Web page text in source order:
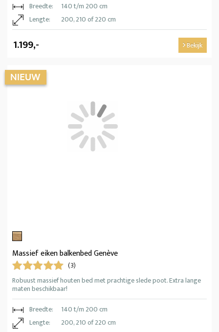
Breedte:
140 t/m 200 cm
Lengte:
200, 210 of 220 cm
1.199,- Bekijk
Massief eiken balkenbed Genève
(3)
Robuust massief houten bed met prachtige slede poot. Extra lange
maten beschikbaar!
Breedte:
140 t/m 200 cm
Lengte:
200, 210 of 220 cm